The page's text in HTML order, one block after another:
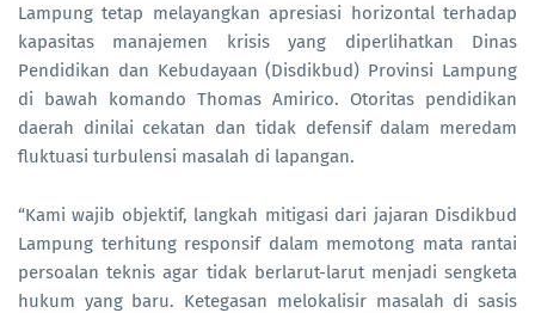
Lampung tetap melayangkan apresiasi horizontal terhadap
kapasitas manajemen krisis yang diperlihatkan Dinas
Pendidikan dan Kebudayaan (Disdikbud) Provinsi Lampung
di bawah komando Thomas Amirico. Otoritas pendidikan
daerah dinilai cekatan dan tidak defensif dalam meredam
fluktuasi turbulensi masalah di lapangan.
“Kami wajib objektif, langkah mitigasi dari jajaran Disdikbud
Lampung terhitung responsif dalam memotong mata rantai
persoalan teknis agar tidak berlarut-larut menjadi sengketa
hukum yang baru. Ketegasan melokalisir masalah di sasis